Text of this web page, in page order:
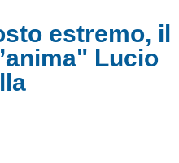
estremo, il
Lucio